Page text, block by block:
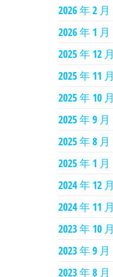
2026 年 2 月
2026 年 1 月
2025 年 12 月
2025 年 11 月
2025 年 10 月
2025 年 9 月
2025 年 8 月
2025 年 1 月
2024 年 12 月
2024 年 11 月
2023 年 10 月
2023 年 9 月
2023 年 8 月